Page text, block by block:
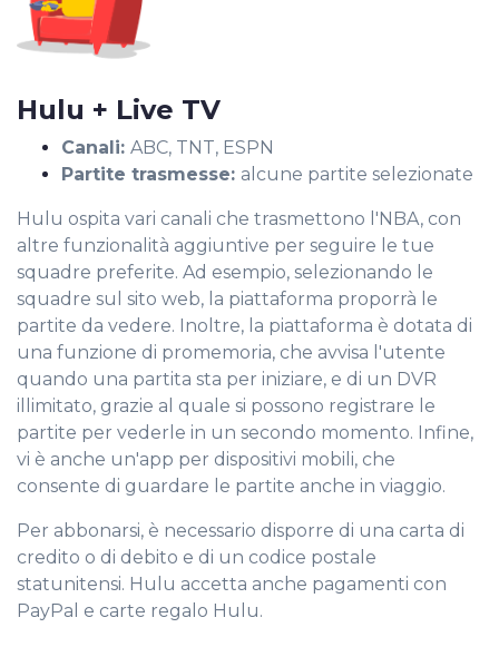
Hulu + Live TV
Canali: ABC, TNT, ESPN
Partite trasmesse: alcune partite selezionate
Hulu ospita vari canali che trasmettono l'NBA, con
altre funzionalità aggiuntive per seguire le tue
squadre preferite. Ad esempio, selezionando le
squadre sul sito web, la piattaforma proporrà le
partite da vedere. Inoltre, la piattaforma è dotata di
una funzione di promemoria, che avvisa l'utente
quando una partita sta per iniziare, e di un DVR
illimitato, grazie al quale si possono registrare le
partite per vederle in un secondo momento. Infine,
vi è anche un'app per dispositivi mobili, che
consente di guardare le partite anche in viaggio.
Per abbonarsi, è necessario disporre di una carta di
credito o di debito e di un codice postale
statunitensi. Hulu accetta anche pagamenti con
PayPal e carte regalo Hulu.